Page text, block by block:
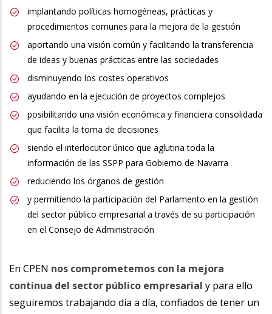
implantando políticas homogéneas, prácticas y
procedimientos comunes para la mejora de la gestión
aportando una visión común y facilitando la transferencia
de ideas y buenas prácticas entre las sociedades
disminuyendo los costes operativos
ayudando en la ejecución de proyectos complejos
posibilitando una visión económica y financiera consolidada
que facilita la toma de decisiones
siendo el interlocutor único que aglutina toda la
información de las SSPP para Gobierno de Navarra
reduciendo los órganos de gestión
y permitiendo la participación del Parlamento en la gestión
del sector público empresarial a través de su participación
en el Consejo de Administración
En CPEN nos comprometemos con la mejora
continua del sector público empresarial y para ello
seguiremos trabajando día a día, confiados de tener un